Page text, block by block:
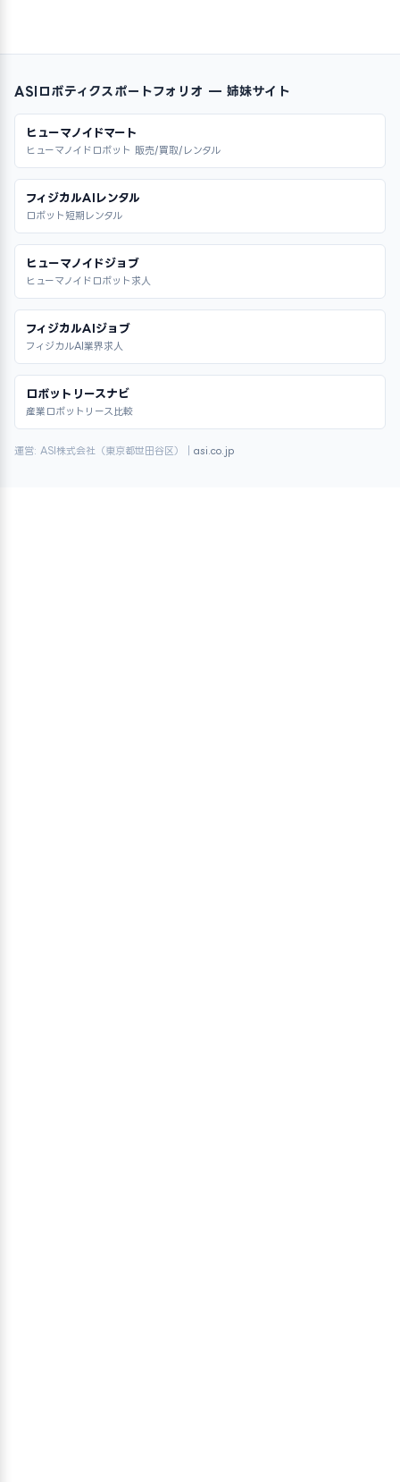
ASIロボティクスポートフォリオ — 姉妹サイト
ヒューマノイドマート
ヒューマノイドロボット 販売/買取/レンタル
フィジカルAIレンタル
ロボット短期レンタル
ヒューマノイドジョブ
ヒューマノイドロボット求人
フィジカルAIジョブ
フィジカルAI業界求人
ロボットリースナビ
産業ロボットリース比較
運営: ASI株式会社（東京都世田谷区）｜ asi.co.jp